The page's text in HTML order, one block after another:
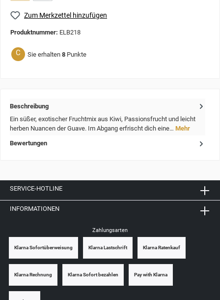
Zum Merkzettel hinzufügen
Produktnummer: ELB218
C Sie erhalten 8 Punkte
Beschreibung
Ein süßer, exotischer Fruchtmix aus Kiwi, Passionsfrucht und leicht
herben Nuancen der Guave. Im Abgang erfrischt dich eine… Mehr
Bewertungen
SERVICE-HOTLINE
INFORMATIONEN
Zahlungsarten
Klarna Sofortüberweisung Klarna Lastschrift Klarna Ratenkauf
Klarna Rechnung Klarna Sofort bezahlen Pay with Klarna